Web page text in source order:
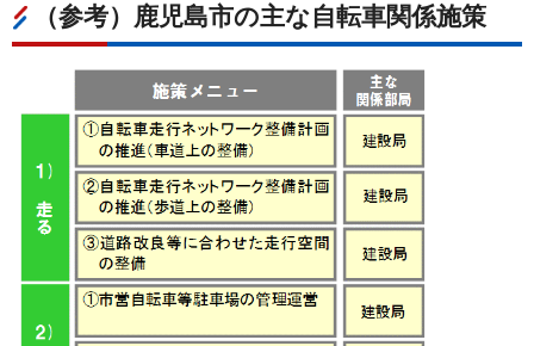
（参考）鹿児島市の主な自転車関係施策